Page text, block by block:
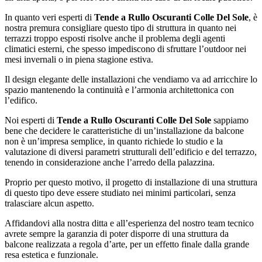
In quanto veri esperti di Tende a Rullo Oscuranti Colle Del Sole, è
nostra premura consigliare questo tipo di struttura in quanto nei
terrazzi troppo esposti risolve anche il problema degli agenti
climatici esterni, che spesso impediscono di sfruttare l’outdoor nei
mesi invernali o in piena stagione estiva.
Il design elegante delle installazioni che vendiamo va ad arricchire lo
spazio mantenendo la continuità e l’armonia architettonica con
l’edifico.
Noi esperti di Tende a Rullo Oscuranti Colle Del Sole sappiamo
bene che decidere le caratteristiche di un’installazione da balcone
non è un’impresa semplice, in quanto richiede lo studio e la
valutazione di diversi parametri strutturali dell’edificio e del terrazzo,
tenendo in considerazione anche l’arredo della palazzina.
Proprio per questo motivo, il progetto di installazione di una struttura
di questo tipo deve essere studiato nei minimi particolari, senza
tralasciare alcun aspetto.
Affidandovi alla nostra ditta e all’esperienza del nostro team tecnico
avrete sempre la garanzia di poter disporre di una struttura da
balcone realizzata a regola d’arte, per un effetto finale dalla grande
resa estetica e funzionale.